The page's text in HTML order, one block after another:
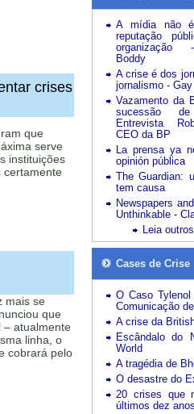
crises
que
serve
instituições
certamente
mais se
que
– atualmente
linha, o
cobrará pelo
A mídia não
reputação
organização
Boddy
A crise é dos
jornalismo -
Vazamento da
sucessão
Entrevista
CEO da BP
La prensa ya
opinión pública
The Guardian:
tem causa
Newspapers
Unthinkable -
Leia
Cases de Crise
O Caso
Comunicação
A crise da
Escândalo do
World
A tragédia de
O desastre do
20 crises que
últimos dez anos